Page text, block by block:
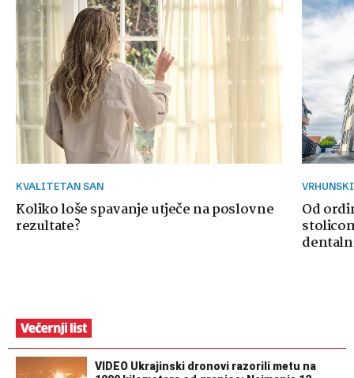
KVALITETAN SAN
Koliko loše spavanje utječe na poslovne
rezultate?
Od